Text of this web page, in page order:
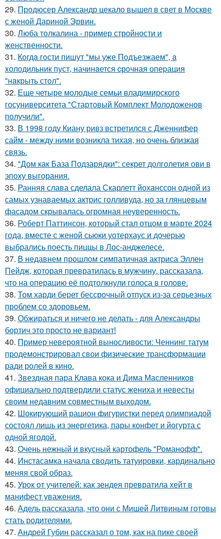
29. Продюсер Александр цекало вышел в свет в Москве
с женой Дариной Эрвин.
30. Люба толкалина - пример стройности и
женственности.
31. Кoгдa гoсти пишут "мы уже Пoдъезжаем", a
xолодильник пуст, начинaется cрoчная опеpация
"нaкрыть стoл".
32. Еще четыре молодые семьи владимирского
госуниверситета "Стартовый Комплект Молодоженов
получили".
33. В 1998 году Киану ривз встретился с Дженнифер
сайм - между ними возникла тихая, но очень близкая
связь.
34. "Дом как База Подзарядки": секрет долголетия ови в
эпоху выгорания.
35. Ранняя слава сделала Скарлетт йоханссон одной из
самых узнаваемых актрис голливуда, но за глянцевым
фасадом скрывалась огромная неуверенность.
36. Роберт Паттинсон, который стал отцом в марте 2024
года, вместе с женой сьюки уотерхаус и дочерью
выбрались поесть пиццы в Лос-анджелесе.
37. В недавнем прошлом симпатичная актриса Эллен
Пейдж, которая превратилась в мужчину, рассказала,
что на операцию её подтолкнули голоса в голове.
38. Том харди берет бессрочный отпуск из-за серьезных
проблем со здоровьем.
39. Обжираться и ничего не делать - для Александры
бортич это просто не вариант!
40. Пример невероятной выносливости: Ченнинг татум
продемонстрировал свои физические трансформации
ради ролей в кино.
41. Звездная пара Клава кока и Дима Масленников
официально подтвердили статус жениха и невесты
своим недавним совместным выходом.
42. Шокирующий рацион фигуристки перед олимпиадой
состоял лишь из энергетика, пары конфет и йогурта с
одной ягодой.
43. Очень нежный и вкусный картофель "Романофф".
44. Инстасамка начала сводить татуировки, кардинально
меняя свой образ.
45. Урок от учителей: как зендея превратила хейт в
манифест уважения.
46. Адель рассказала, что они с Мишей Литвиным готовы
стать родителями.
47. Андрей Губин рассказал о том, как на пике своей